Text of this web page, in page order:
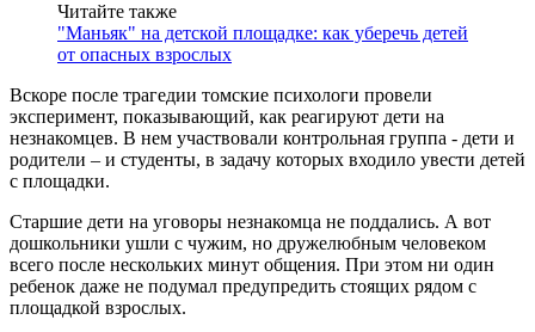
Читайте также
"Маньяк" на детской площадке: как уберечь детей
от опасных взрослых
Вскоре после трагедии томские психологи провели
эксперимент, показывающий, как реагируют дети на
незнакомцев. В нем участвовали контрольная группа - дети и
родители – и студенты, в задачу которых входило увести детей
с площадки.
Старшие дети на уговоры незнакомца не поддались. А вот
дошкольники ушли с чужим, но дружелюбным человеком
всего после нескольких минут общения. При этом ни один
ребенок даже не подумал предупредить стоящих рядом с
площадкой взрослых.